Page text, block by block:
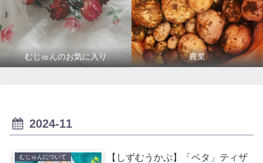
むじゅんのお気に入り 農業
2024-11
むじゅんについて
【しずむうかぶ】「ベタ」ティザ